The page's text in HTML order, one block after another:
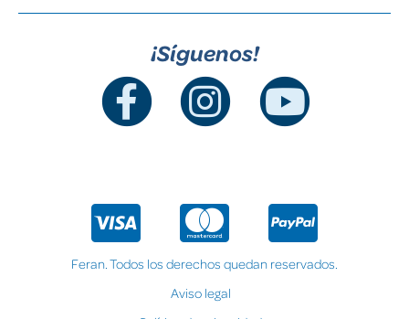
¡Síguenos!
Feran. Todos los derechos quedan reservados.
Aviso legal